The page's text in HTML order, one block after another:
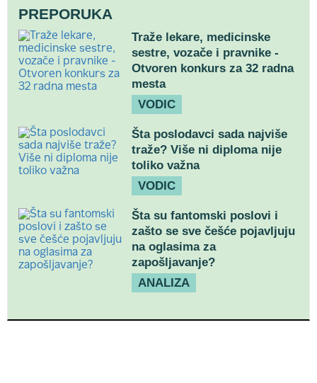
PREPORUKA
Traže lekare, medicinske
sestre, vozače i pravnike -
Otvoren konkurs za 32 radna
mesta
VODIC
Šta poslodavci sada najviše
traže? Više ni diploma nije
toliko važna
VODIC
Šta su fantomski poslovi i
zašto se sve češće pojavljuju
na oglasima za
zapošljavanje?
ANALIZA